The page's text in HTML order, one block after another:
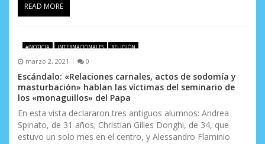
READ MORE
#NOTICIA INTERNACIONALES RELIGIÓN
marzo 2, 2021 0
Escándalo: «Relaciones carnales, actos de sodomía y
masturbación» hablan las víctimas del seminario de
los «monaguillos» del Papa
En esta vista declararon tres antiguos alumnos: Andrea
Spinato, de 31 años; Christian Gilles Donghi, de 34, que
estuvo un solo mes en el centro, y Alessandro Flaminio